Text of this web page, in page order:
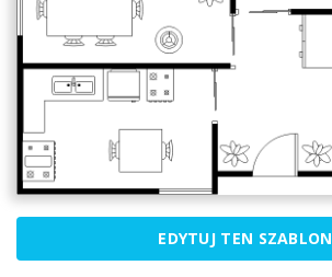
EDYTUJ TEN SZABLON